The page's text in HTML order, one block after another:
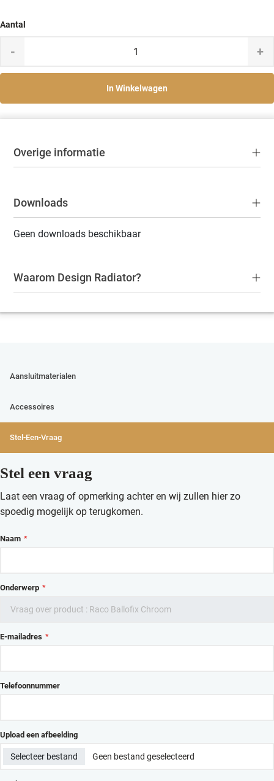
Aantal
- +
In Winkelwagen
Overige informatie
Downloads
Geen downloads beschikbaar
Waarom Design Radiator?
Aansluitmaterialen
Accessoires
Stel-Een-Vraag
Stel een vraag
Laat een vraag of opmerking achter en wij zullen hier zo
spoedig mogelijk op terugkomen.
Naam *
Onderwerp *
E-mailadres *
Telefoonnummer
Upload een afbeelding
Selecteer bestand Geen bestand geselecteerd